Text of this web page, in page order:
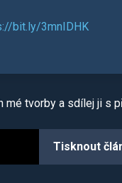
bit.ly/3mnIDHK
mé tvorby a sdílej ji s
Tisknout